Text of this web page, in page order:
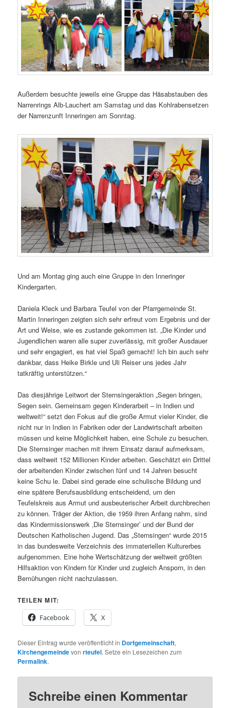
Außerdem besuchte jeweils eine Gruppe das Häsabstauben des
Narrenrings Alb-Lauchert am Samstag und das Kohlrabensetzen
der Narrenzunft Inneringen am Sonntag.
Und am Montag ging auch eine Gruppe in den Inneringer
Kindergarten.
Daniela Kleck und Barbara Teufel von der Pfarrgemeinde St.
Martin Inneringen zeigten sich sehr erfreut vom Ergebnis und der
Art und Weise, wie es zustande gekommen ist. „Die Kinder und
Jugendlichen waren alle super zuverlässig, mit großer Ausdauer
und sehr engagiert, es hat viel Spaß gemacht! Ich bin auch sehr
dankbar, dass Heike Birkle und Uli Reiser uns jedes Jahr
tatkräftig unterstützen.“
Das diesjährige Leitwort der Sternsingeraktion „Segen bringen,
Segen sein. Gemeinsam gegen Kinderarbeit – in Indien und
weltweit!“ setzt den Fokus auf die große Armut vieler Kinder, die
nicht nur in Indien in Fabriken oder der Landwirtschaft arbeiten
müssen und keine Möglichkeit haben, eine Schule zu besuchen.
Die Sternsinger machen mit ihrem Einsatz darauf aufmerksam,
dass weltweit 152 Millionen Kinder arbeiten. Geschätzt ein Drittel
der arbeitenden Kinder zwischen fünf und 14 Jahren besucht
keine Schu le. Dabei sind gerade eine schulische Bildung und
eine spätere Berufsausbildung entscheidend, um den
Teufelskreis aus Armut und ausbeuterischer Arbeit durchbrechen
zu können. Träger der Aktion, die 1959 ihren Anfang nahm, sind
das Kindermissionswerk ‚Die Sternsinger’ und der Bund der
Deutschen Katholischen Jugend. Das „Sternsingen“ wurde 2015
in das bundesweite Verzeichnis des immateriellen Kulturerbes
aufgenommen. Eine hohe Wertschätzung der weltweit größten
Hilfsaktion von Kindern für Kinder und zugleich Ansporn, in den
Bemühungen nicht nachzulassen.
TEILEN MIT:
Facebook
X
Dieser Eintrag wurde veröffentlicht in Dorfgemeinschaft,
Kirchengemeindevonrteufel. Setze ein Lesezeichen zum
Permalink.
Schreibe einen Kommentar